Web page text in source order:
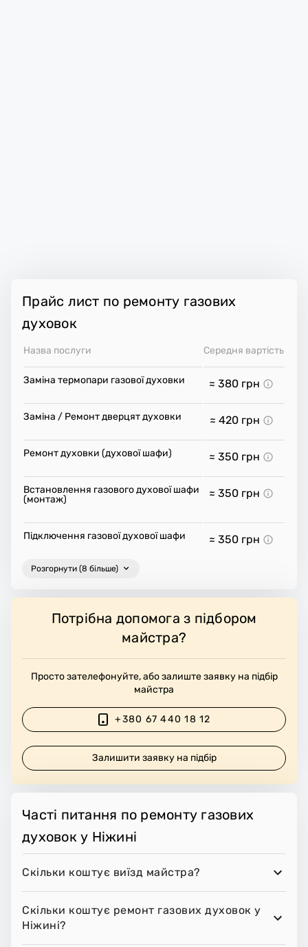
Прайс лист по ремонту газових
духовок
Назва послуги Середня вартість
Заміна термопари газової духовки ≈ 380 грн
Заміна / Ремонт дверцят духовки ≈ 420 грн
Ремонт духовки (духової шафи) ≈ 350 грн
Встановлення газового духової шафи
(монтаж)
≈ 350 грн
Підключення газової духової шафи ≈ 350 грн
Розгорнути (8 більше)
Потрібна допомога з підбором
майстра?
Просто зателефонуйте, або залиште заявку на підбір
майстра
+380 67 440 18 12
Залишити заявку на підбір
Часті питання по ремонту газових
духовок у Ніжині
Скільки коштує виїзд майстра?
Скільки коштує ремонт газових духовок у
Ніжині?